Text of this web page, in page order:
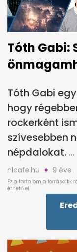
Tóth Gabi:
Tóth Gabi
hogy
rockerként
szívesebben
népdalokat.
nlcafe.hu 9 éve